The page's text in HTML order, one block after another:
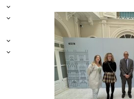
Untermenü
Untermenü
Untermenü
Untermenü